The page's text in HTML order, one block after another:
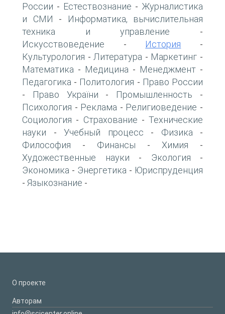
России - Естествознание - Журналистика
и СМИ -
Информатика, вычислительная
техника и управление -
Искусствоведение - История -
Культурология - Литература - Маркетинг -
Математика - Медицина - Менеджмент -
Педагогика - Политология - Право России
- Право України - Промышленность -
Психология - Реклама - Религиоведение -
Социология - Страхование - Технические
науки - Учебный процесс - Физика -
Философия - Финансы - Химия -
Художественные науки - Экология -
Экономика - Энергетика - Юриспруденция
- Языкознание -
О проекте
Авторам